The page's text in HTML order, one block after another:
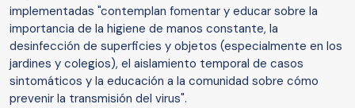
implementadas "contemplan fomentar y educar sobre la
importancia de la higiene de manos constante, la
desinfección de superficies y objetos (especialmente en los
jardines y colegios), el aislamiento temporal de casos
sintomáticos y la educación a la comunidad sobre cómo
prevenir la transmisión del virus".